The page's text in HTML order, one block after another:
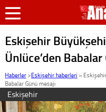
Eskişehir
Ünlüce’den Babalar
Haberler >Eskişehir haberleri »
Babalar Günü mesajı
Eskişehir